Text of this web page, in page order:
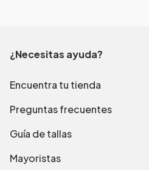
¿Necesitas ayuda?
Encuentra tu tienda
Preguntas frecuentes
Guía de tallas
Mayoristas